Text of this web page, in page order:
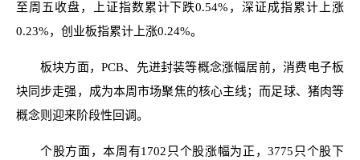
至周五收盘，上证指数累计下跌0.54%，深证成指累计上涨
0.23%，创业板指累计上涨0.24%。
板块方面，PCB、先进封装等概念涨幅居前，消费电子板
块同步走强，成为本周市场聚焦的核心主线；而足球、猪肉等
概念则迎来阶段性回调。
个股方面，本周有1702只个股涨幅为正，3775只个股下